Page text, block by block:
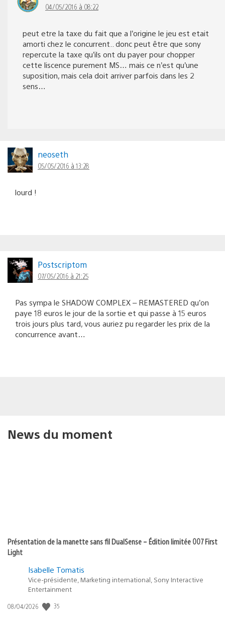
04/05/2016 à 08:22
peut etre la taxe du fait que a l’origine le jeu est etait
amorti chez le concurrent.. donc peut être que sony
repercute la taxe qu’ils ont du payer pour chopper
cette liscence purement MS… mais ce n’est qu’une
suposition, mais cela doit arriver parfois dans les 2
sens…
neoseth
05/05/2016 à 13:28
lourd !
Postscriptom
07/05/2016 à 21:25
Pas sympa le SHADOW COMPLEX – REMASTERED qu’on
paye 18 euros le jour de la sortie et qui passe à 15 euros
trois jours plus tard, vous auriez pu regarder les prix de la
concurrence avant…
News du moment
Présentation de la manette sans fil DualSense – Édition limitée 007 First
Light
Isabelle Tomatis
Vice-présidente, Marketing international, Sony Interactive
Entertainment
Date
08/04/2026 35